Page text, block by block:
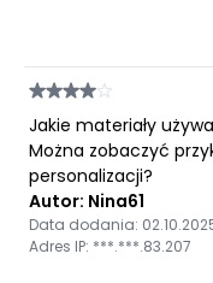
Jakie materiały
Można zobaczyć
personalizacji?
Autor: Nina61
Data dodania:
Adres IP: ***.***.83.207